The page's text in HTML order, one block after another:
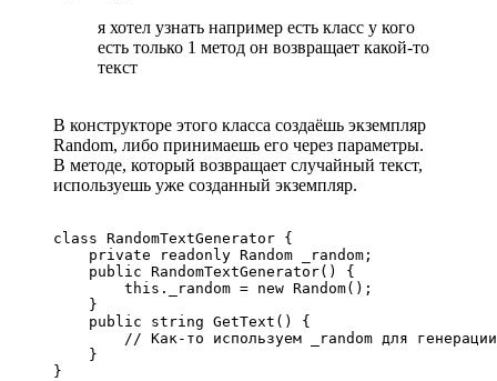
я хотел узнать например есть класс у кого
есть только 1 метод он возвращает какой-то
текст
В конструкторе этого класса создаёшь экземпляр
Random, либо принимаешь его через параметры.
В методе, который возвращает случайный текст,
используешь уже созданный экземпляр.
class RandomTextGenerator {
    private readonly Random _random;
    public RandomTextGenerator() {
        this._random = new Random();
    }
    public string GetText() {
// Как-то используем _random для
    }
}